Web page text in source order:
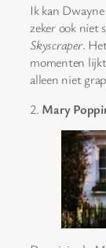
Ik kan
zeker ook niet
Skyscraper.
momenten
alleen niet
2. Mary